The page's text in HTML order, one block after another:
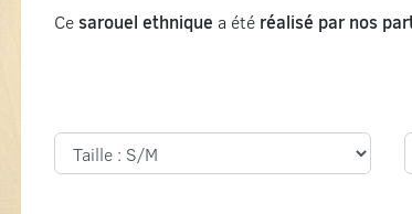
Ce sarouel ethnique a été réalisé par nos